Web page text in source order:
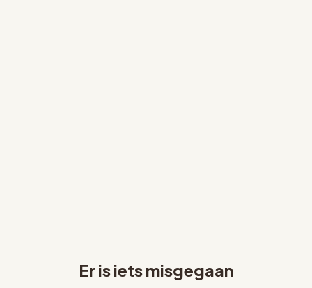
Er is iets misgegaan